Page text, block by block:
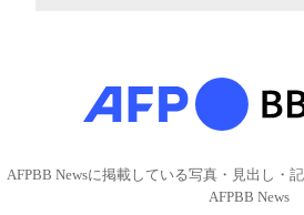
AFPBB Newsに掲載している写真・見出し・
AFPBB News